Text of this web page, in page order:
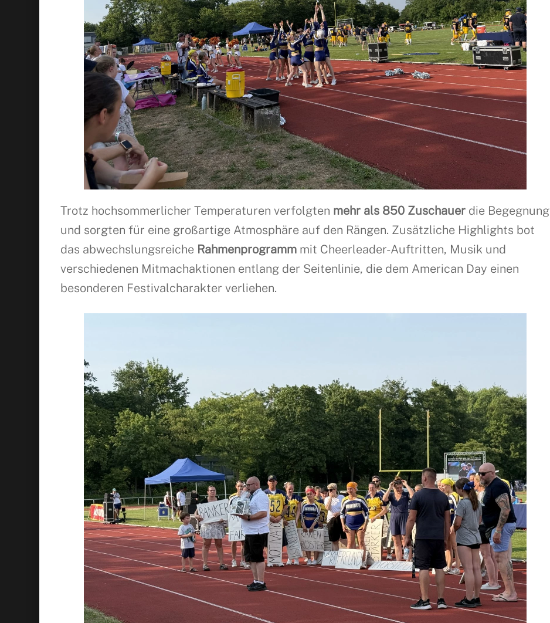
Trotz hochsommerlicher Temperaturen verfolgten mehr als 850 Zuschauer die Begegnung
und sorgten für eine großartige Atmosphäre auf den Rängen. Zusätzliche Highlights bot
das abwechslungsreiche Rahmenprogramm mit Cheerleader-Auftritten, Musik und
verschiedenen Mitmachaktionen entlang der Seitenlinie, die dem American Day einen
besonderen Festivalcharakter verliehen.